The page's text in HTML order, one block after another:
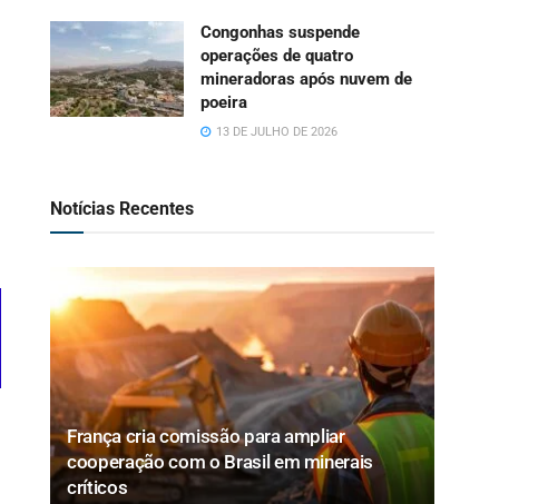
Congonhas suspende
operações de quatro
mineradoras após nuvem de
poeira
13 DE JULHO DE 2026
Notícias Recentes
França cria comissão para ampliar
cooperação com o Brasil em minerais
críticos